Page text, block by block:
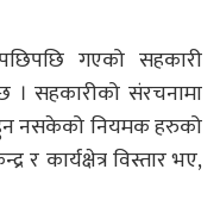
गएको सहकारी
। सहकारीको संरचनामा
हुन नसकेको नियमक हरुको
र कार्यक्षेत्र विस्तार भए,